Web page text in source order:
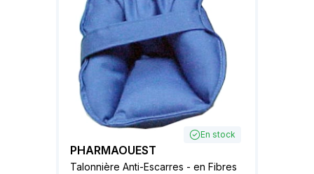
En stock
PHARMAOUEST
Talonnière Anti-Escarres - en Fibres